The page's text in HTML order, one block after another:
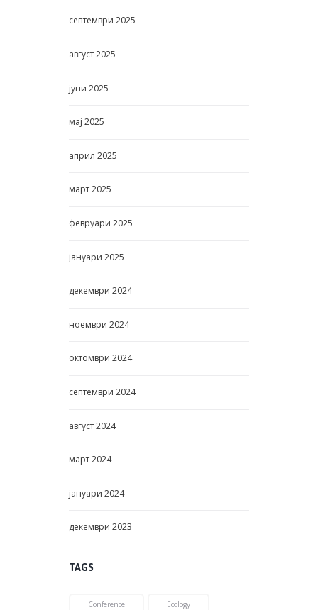
септември 2025
август2025
јуни 2025
мај 2025
април 2025
март2025
февруари 2025
јануари 2025
декември 2024
ноември 2024
октомври 2024
септември 2024
август2024
март2024
јануари 2024
декември 2023
TAGS
Conference Ecology